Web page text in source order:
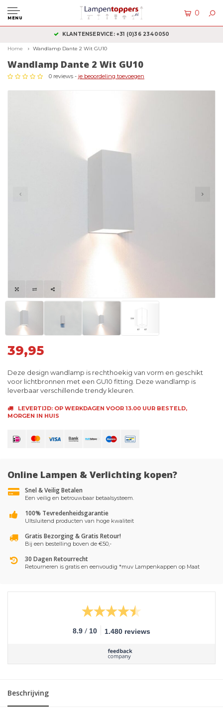
MENU
0
KLANTENSERVICE: +31 (0)36 2340050
Home Wandlamp Dante 2 Wit GU10
Wandlamp Dante 2 Wit GU10
0 reviews - je beoordeling toevoegen
39,95
Deze design wandlamp is rechthoekig van vorm en geschikt
voor lichtbronnen met een GU10 fitting. Deze wandlamp is
leverbaar verschillende trendy kleuren.
LEVERTIJD: OP WERKDAGEN VOOR 13.00 UUR BESTELD,
MORGEN IN HUIS
Online Lampen & Verlichting kopen?
Snel & Veilig Betalen
Een veilig en betrouwbaar betaalsysteem.
100% Tevredenheidsgarantie
UItsluitend producten van hoge kwaliteit
Gratis Bezorging & Gratis Retour!
Bij een bestelling boven de €50,-
30 Dagen Retourrecht
Retourneren is gratis en eenvoudig *muv Lampenkappen op Maat
8.9 / 10 1.480 reviews
Beschrijving